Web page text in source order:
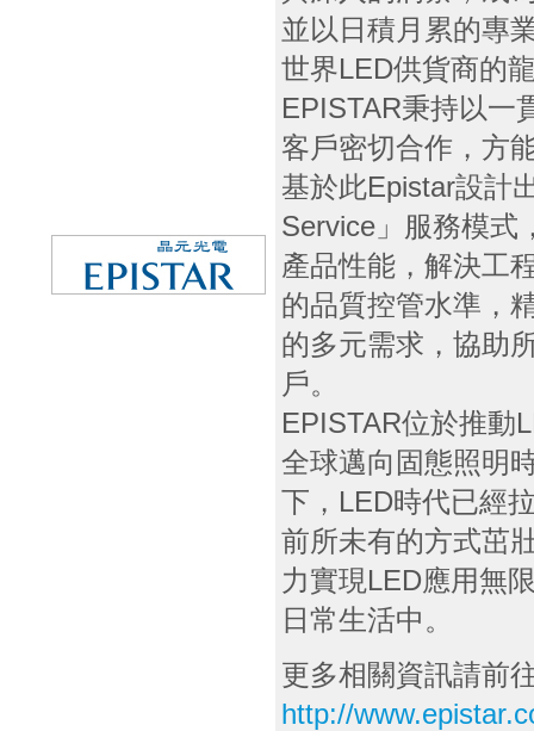
並以日積月累的專
世界LED供貨商的
EPISTAR秉持以一
客戶密切合作，方
基於此Epistar設計
Service」服務模式
產品性能，解決工
的品質控管水準，
的多元需求，協助
戶。
EPISTAR位於推動
全球邁向固態照明
下，LED時代已經
前所未有的方式茁
力實現LED應用無
日常生活中。
更多相關資訊請前
http://